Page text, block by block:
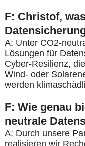
F: Christof,
A: Unter CO2-
Lösungen für
Cyber-Resilienz,
Wind- oder
werden
F: Wie genau
neutrale
A: Durch unsere
realisieren wir